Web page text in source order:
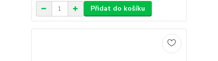
Přidat do košíku